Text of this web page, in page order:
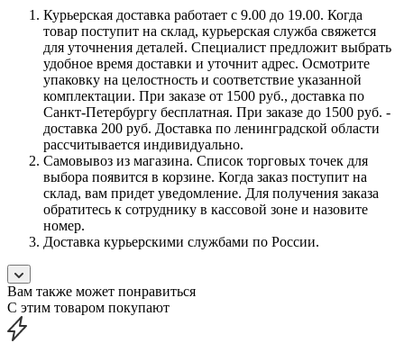
Курьерская доставка работает с 9.00 до 19.00. Когда
товар поступит на склад, курьерская служба свяжется
для уточнения деталей. Специалист предложит выбрать
удобное время доставки и уточнит адрес. Осмотрите
упаковку на целостность и соответствие указанной
комплектации. При заказе от 1500 руб., доставка по
Санкт-Петербургу бесплатная. При заказе до 1500 руб. -
доставка 200 руб. Доставка по ленинградской области
рассчитывается индивидуально.
Самовывоз из магазина. Список торговых точек для
выбора появится в корзине. Когда заказ поступит на
склад, вам придет уведомление. Для получения заказа
обратитесь к сотруднику в кассовой зоне и назовите
номер.
Доставка курьерскими службами по России.
Вам также может понравиться
С этим товаром покупают